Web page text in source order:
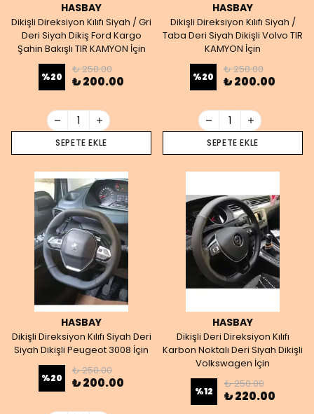
HASBAY
Dikişli Direksiyon Kılıfı Siyah / Gri
Deri Siyah Dikiş Ford Kargo
Şahin Bakışlı TIR KAMYON İçin
%20
₺ 250.00
₺ 200.00
SEPETE EKLE
HASBAY
Dikişli Direksiyon Kılıfı Siyah /
Taba Deri Siyah Dikişli Volvo TIR
KAMYON İçin
%20
₺ 250.00
₺ 200.00
SEPETE EKLE
HASBAY
Dikişli Direksiyon Kılıfı Siyah Deri
Siyah Dikişli Peugeot 3008 İçin
%20
₺ 250.00
₺ 200.00
HASBAY
Dikişli Deri Direksiyon Kılıfı
Karbon Noktalı Deri Siyah Dikişli
Volkswagen İçin
%12
₺ 250.00
₺ 220.00